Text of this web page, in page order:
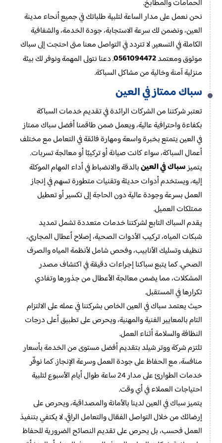
الحمامات والمطابخ.
نحن نعمل على مدار الساعة لتلبية طلباتك في جميع أنحاء مدينة
العين، ونضمن لك سرعة الاستجابة، جودة الخدمة، والشفافية
الكاملة في التسعير. لا تتردد في التواصل معنا متى احتجت إلى سباك
موثوق ومعتمد0561094472. دعنا نتولى المهمة ونوفر لك بيئة
منزلية آمنة وخالية من مشاكل السباكة.
سباك ممتاز في العين
تعتبر شركتنا من الشركات الرائدة في تقديم خدمات السباكة
بكفاءة واحترافية عالية، ويعمل ضمن طاقمنا أفضل سباك ممتاز
في العين يتمتع بخبرة واسعة ومهارة فائقة في التعامل مع مختلف
أعمال السباكة، سواء كانت صيانة أو تركيبًا أو معالجة تسربات.
يتميزسباك في العينبالدقة والانضباط في أداء المهام الموكلة
إليه، ويستخدم أدوات حديثة وتقنيات متطورة تسهم في إنجاز
العمل بسرعة وجودة عالية دون الحاجة إلى تكسير أو تعطيل
ممتلكات العميل.
يقدم السباك التابع لشركتنا خدمات متعددة تشمل تمديد
شبكات المياه، تركيب الأدوات الصحية، إصلاح أعطال المجاري،
تنظيف وتسليك الأنابيب، وفحص شامل لأنظمة المياه والصرف
الصحي. كما يتبع سباكنا إجراءات دقيقة في اكتشاف مصدر
المشكلات، مما يضمن معالجة الأعطال من جذورها وتفادي
تكرارها في المستقبل.
حيث يعتمد سباك في العين الخاص بشركتنا في عمله على الالتزام
التام بالمعايير الفنية والمهنية، ويحرص على تطبيق أعلى درجات
النظافة والسلامة أثناء العمل.
تلتزم شركة ووتر شيلد بتقديم أفضل مستوى من الخدمة بأسعار
منافسة، مع الحفاظ على جودة العمل وسرعة الإنجاز. كما نوفّر
خدمات الطوارئ على مدار 24 ساعة طوال أيام الأسبوع لتلبية
احتياجات العملاء في أي وقت.
يتميز سباك في العين لدينا بالأمانة والمصداقية، ويحرص على
إرضائك من خلال التواصل الفعّال والتعامل الراقي. لا يكتفي بتنفيذ
العمل فحسب، بل يحرص على تقديم النصائح الضرورية للحفاظ